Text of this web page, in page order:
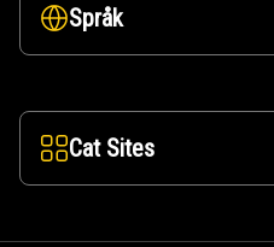
Språk
Cat Sites